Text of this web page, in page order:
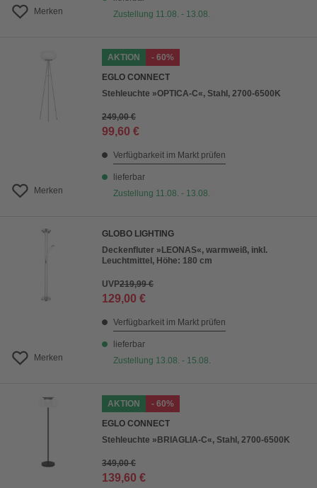
Merken
Zustellung 11.08. - 13.08.
Merken
AKTION
- 60%
EGLO CONNECT
Stehleuchte »OPTICA-C«, Stahl, 2700-6500K
249,00 €
99,60 €
Verfügbarkeit im Markt prüfen
lieferbar
Zustellung 11.08. - 13.08.
Merken
GLOBO LIGHTING
Deckenfluter »LEONAS«, warmweiß, inkl.
Leuchtmittel, Höhe: 180 cm
UVP219,99 €
129,00 €
Verfügbarkeit im Markt prüfen
lieferbar
Zustellung 13.08. - 15.08.
AKTION
- 60%
EGLO CONNECT
Stehleuchte »BRIAGLIA-C«, Stahl, 2700-6500K
349,00 €
139,60 €